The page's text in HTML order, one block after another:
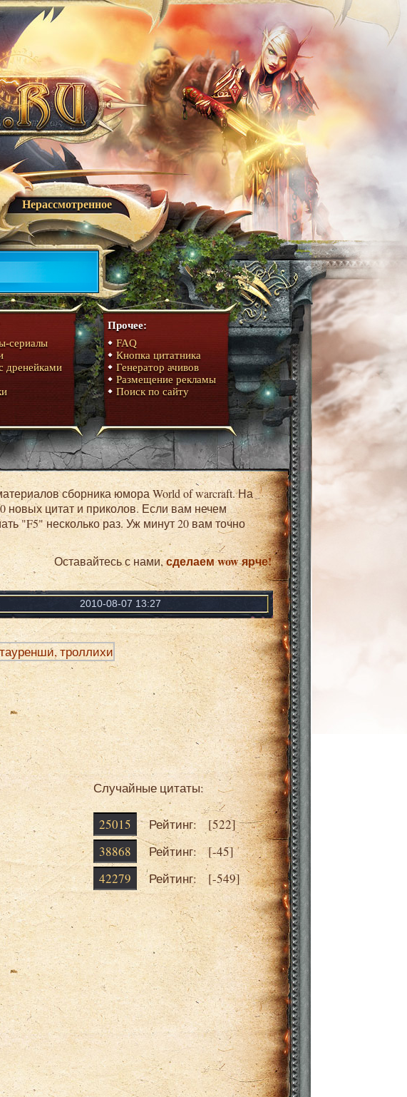
Нерассмотренное
сериалы
дренейками
Прочее:
FAQ
Кнопка цитатника
Генератор ачивов
Размещение рекламы
Поиск по сайту
новых цитат и приколов. Если вам нечем
"F5" несколько раз. Уж минут 20 вам точно
Оставайтесь с нами,сделаем wow ярче!
2010-08-07 13:27
Случайные цитаты:
25015 Рейтинг: [522]
38868
Рейтинг: [-45]
42279
Рейтинг: [-549]